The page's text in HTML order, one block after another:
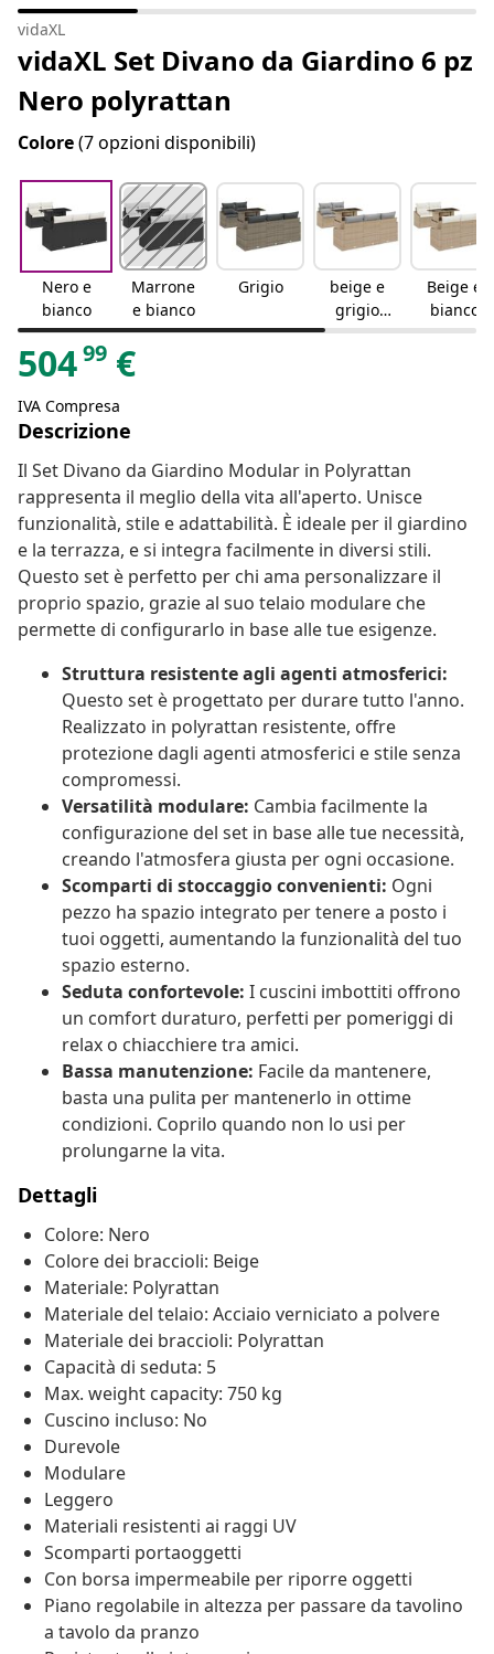
vidaXL
vidaXL Set Divano da Giardino 6 pz
Nero polyrattan
Colore(7 opzioni disponibili)
Nero e
bianco
Marrone
e bianco
Grigio
beige e
grigio
chiaro
Beige e
bianco
50499 €
IVA Compresa
Descrizione
Il Set Divano da Giardino Modular in Polyrattan
rappresenta il meglio della vita all'aperto. Unisce
funzionalità, stile e adattabilità. È ideale per il giardino
e la terrazza, e si integra facilmente in diversi stili.
Questo set è perfetto per chi ama personalizzare il
proprio spazio, grazie al suo telaio modulare che
permette di configurarlo in base alle tue esigenze.
Struttura resistente agli agenti atmosferici:
Questo set è progettato per durare tutto l'anno.
Realizzato in polyrattan resistente, offre
protezione dagli agenti atmosferici e stile senza
compromessi.
Versatilità modulare: Cambia facilmente la
configurazione del set in base alle tue necessità,
creando l'atmosfera giusta per ogni occasione.
Scomparti di stoccaggio convenienti: Ogni
pezzo ha spazio integrato per tenere a posto i
tuoi oggetti, aumentando la funzionalità del tuo
spazio esterno.
Seduta confortevole: I cuscini imbottiti offrono
un comfort duraturo, perfetti per pomeriggi di
relax o chiacchiere tra amici.
Bassa manutenzione: Facile da mantenere,
basta una pulita per mantenerlo in ottime
condizioni. Coprilo quando non lo usi per
prolungarne la vita.
Dettagli
Colore: Nero
Colore dei braccioli: Beige
Materiale: Polyrattan
Materiale del telaio: Acciaio verniciato a polvere
Materiale dei braccioli: Polyrattan
Capacità di seduta: 5
Max. weight capacity: 750 kg
Cuscino incluso: No
Durevole
Modulare
Leggero
Materiali resistenti ai raggi UV
Scomparti portaoggetti
Con borsa impermeabile per riporre oggetti
Piano regolabile in altezza per passare da tavolino
a tavolo da pranzo